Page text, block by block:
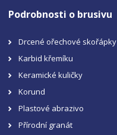
Podrobnosti o brusivu
Drcené ořechové skořápky
Karbid křemíku
Keramické kuličky
Korund
Plastové abrazivo
Přírodní granát